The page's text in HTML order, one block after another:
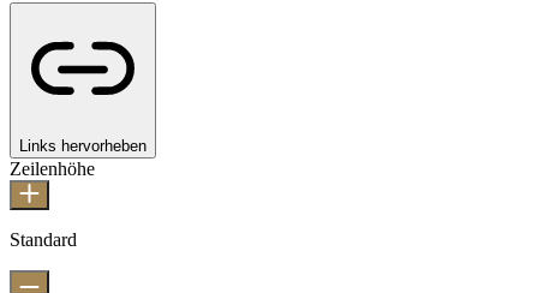
Links hervorheben
Zeilenhöhe
Standard